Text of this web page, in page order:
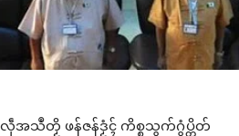
လဵုအသဳတၟိ ဖန်ဇန်ဒၟံၚ် ကိစ္စသွက်ဂွံပ္တိတ်